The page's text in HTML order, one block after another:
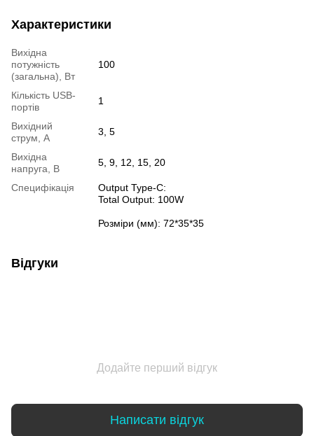
Характеристики
Вихідна
потужність
(загальна), Вт
100
Кількість USB-
портів
1
Вихідний
струм, А
3, 5
Вихідна
напруга, В
5, 9, 12, 15, 20
Специфікація
Оutput Type-C:
Total Output: 100W
Розміри (мм): 72*35*35
Відгуки
Додайте перший відгук
Написати відгук